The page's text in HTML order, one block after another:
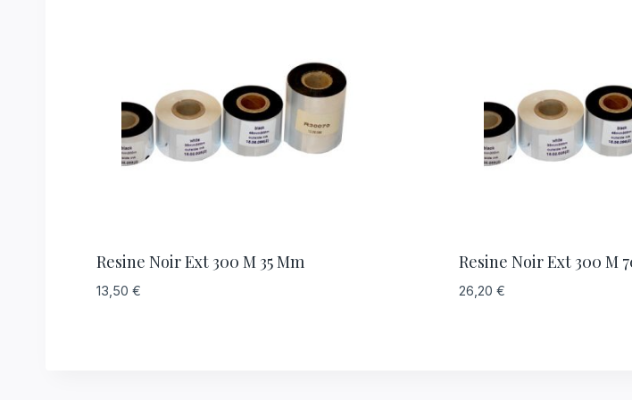
Resine Noir Ext 300 M 35 Mm
13,50 €
Resine Noir Ext 300 M
26,20 €